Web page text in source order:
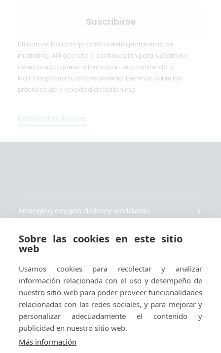
Utilizamos Mailchimp como nuestra plataforma de
marketing. Al hacer clic a continuación para suscribirse,
usted acepta que su información sea transferida a
Mailchimp para su procesamiento. Leer más sobre las
prácticas de privacidad de Mailchimp.
Newsletter Archive
Arranging oxygen delivery worldwide
Fait livrer de l’oxygène dans le monde entier
Organisiert weltweit Sauerstofflieferungen
Gestiona la entrega de oxígeno medicinal en el
mundo
Sobre las cookies en este sitio
web
Usamos cookies para recolectar y analizar
información relacionada con el uso y desempeño de
nuestro sitio web para poder proveer funcionalidades
relacionadas con las redes sociales, y para mejorar y
personalizar adecuadamente el contenido y
publicidad en nuestro sitio web.
Más información